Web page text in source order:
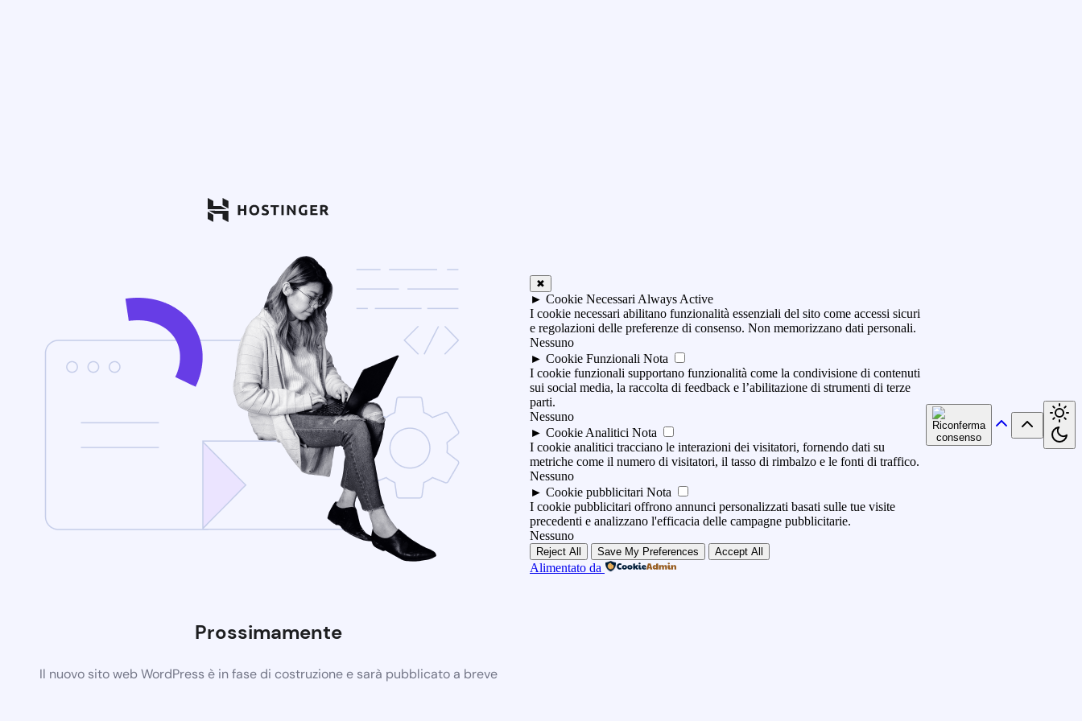
Prossimamente
Il nuovo sito web WordPress è in fase di costruzione e sarà pubblicato a breve
✖
► Cookie Necessari Always Active
I cookie necessari abilitano funzionalità essenziali del sito come accessi sicuri
e regolazioni delle preferenze di consenso. Non memorizzano dati personali.
Nessuno
► Cookie Funzionali Nota
I cookie funzionali supportano funzionalità come la condivisione di contenuti
sui social media, la raccolta di feedback e l’abilitazione di strumenti di terze
parti.
Nessuno
► Cookie Analitici Nota
I cookie analitici tracciano le interazioni dei visitatori, fornendo dati su
metriche come il numero di visitatori, il tasso di rimbalzo e le fonti di traffico.
Nessuno
► Cookie pubblicitari Nota
I cookie pubblicitari offrono annunci personalizzati basati sulle tue visite
precedenti e analizzano l'efficacia delle campagne pubblicitarie.
Nessuno
Reject All Save My Preferences Accept All
Alimentato da